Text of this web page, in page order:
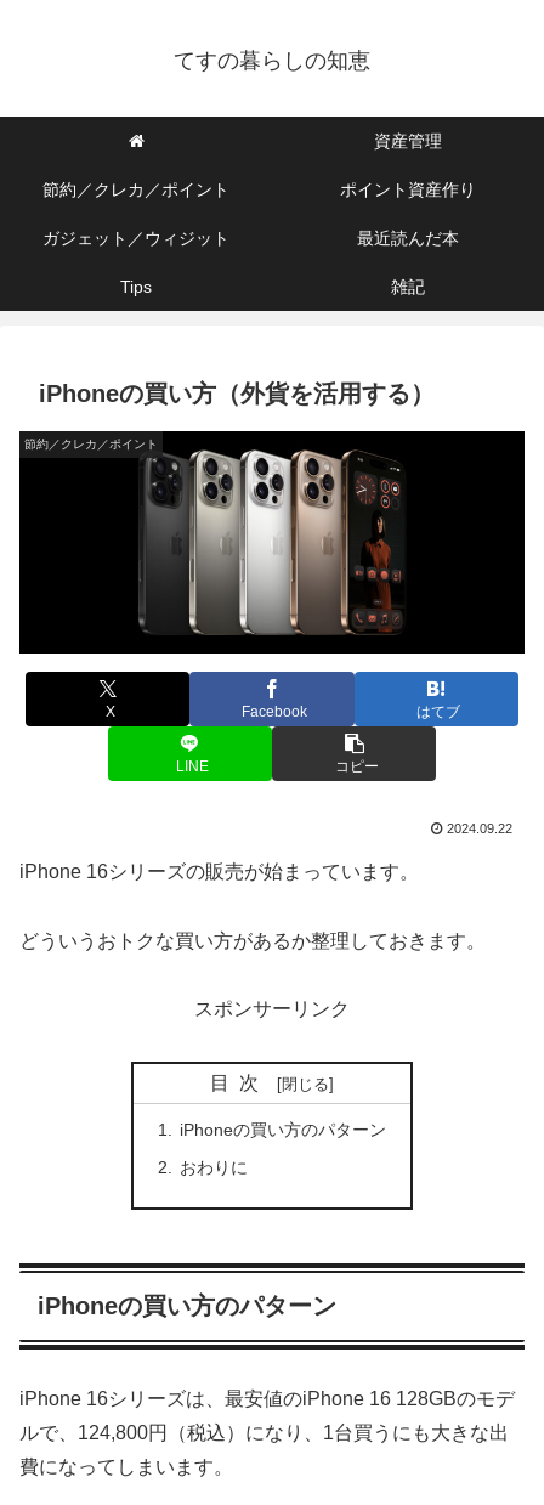
てすの暮らしの知恵
資産管理
節約／クレカ／ポイント ポイント資産作り
ガジェット／ウィジット 最近読んだ本
Tips 雑記
iPhoneの買い方（外貨を活用する）
節約／クレカ／ポイント
X Facebook はてブ
LINE コピー
2024.09.22
iPhone 16シリーズの販売が始まっています。
どういうおトクな買い方があるか整理しておきます。
スポンサーリンク
目次
iPhoneの買い方のパターン
おわりに
iPhoneの買い方のパターン
iPhone 16シリーズは、最安値のiPhone 16 128GBのモデ
ルで、124,800円（税込）になり、1台買うにも大きな出
費になってしまいます。